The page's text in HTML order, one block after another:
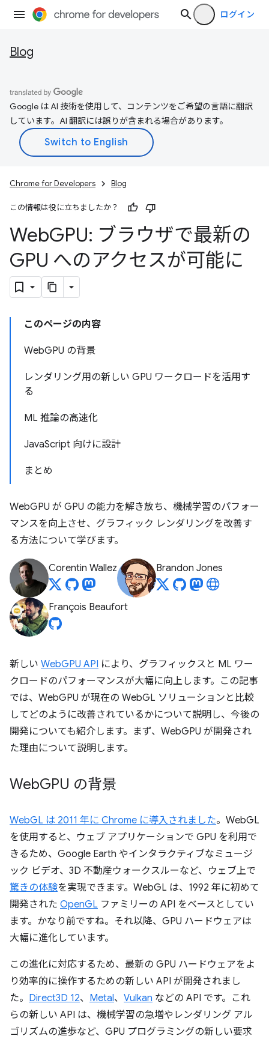
ログイン
Blog
Google は AI 技術を使用して、コンテンツをご希望の言語に翻訳
しています。AI 翻訳には誤りが含まれる場合があります。
Chrome for Developers Blog
この情報は役に立ちましたか？
WebGPU: ブラウザで最新の
GPU へのアクセスが可能に
このページの内容
WebGPU の背景
レンダリング用の新しい GPU ワークロードを活用す
る
ML 推論の高速化
JavaScript 向けに設計
まとめ
WebGPU が GPU の能力を解き放ち、機械学習のパフォー
マンスを向上させ、グラフィック レンダリングを改善す
る方法について学びます。
Corentin Wallez Brandon Jones
François Beaufort
新しい WebGPU API により、グラフィックスと ML ワー
クロードのパフォーマンスが大幅に向上します。この記事
では、WebGPU が現在の WebGL ソリューションと比較
してどのように改善されているかについて説明し、今後の
開発についても紹介します。まず、WebGPU が開発され
た理由について説明します。
WebGPU の背景
WebGL は 2011 年に Chrome に導入されました。WebGL
を使用すると、ウェブ アプリケーションで GPU を利用で
きるため、Google Earth やインタラクティブなミュージ
ック ビデオ、3D 不動産ウォークスルーなど、ウェブ上で
驚きの体験を実現できます。WebGL は、1992 年に初めて
開発された OpenGL ファミリーの API をベースとしてい
ます。かなり前ですね。それ以降、GPU ハードウェアは
大幅に進化しています。
この進化に対応するため、最新の GPU ハードウェアをよ
り効率的に操作するための新しい API が開発されまし
た。 Direct3D 12、 Metal、 Vulkan などの API です。これ
らの新しい API は、機械学習の急増やレンダリング アル
ゴリズムの進歩など、GPU プログラミングの新しい要求